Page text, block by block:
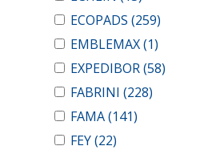
ECOPADS (259)
EMBLEMAX(1)
EXPEDIBOR(58)
FABRINI (228)
FAMA(141)
FEY(22)